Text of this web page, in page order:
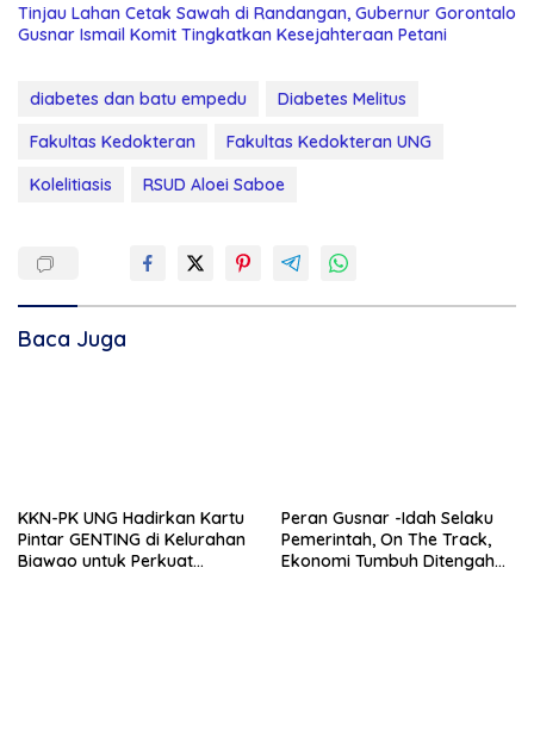
Tinjau Lahan Cetak Sawah di Randangan, Gubernur Gorontalo
Gusnar Ismail Komit Tingkatkan Kesejahteraan Petani
diabetes dan batu empedu
Diabetes Melitus
Fakultas Kedokteran
Fakultas Kedokteran UNG
Kolelitiasis
RSUD Aloei Saboe
Baca Juga
KKN-PK UNG Hadirkan Kartu
Pintar GENTING di Kelurahan
Biawao untuk Perkuat
Peran Gusnar -Idah Selaku
Pemerintah, On The Track,
Ekonomi Tumbuh Ditengah